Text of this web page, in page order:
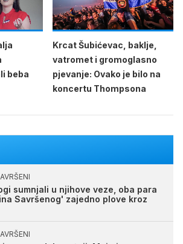
beba
Krcat Šubićevac, baklje,
vatromet i gromoglasno
pjevanje: Ovako je bilo na
koncertu Thompsona
sumnjali u njihove veze, oba para
Savršenog' zajedno plove kroz